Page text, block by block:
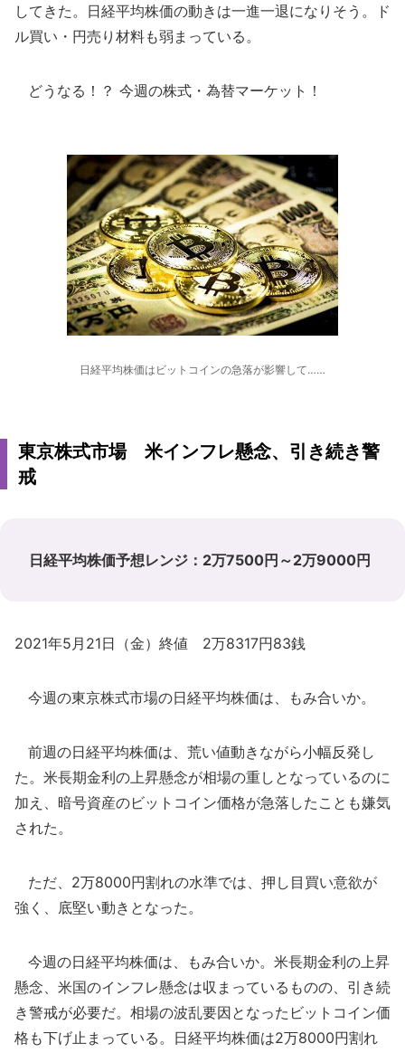
してきた。日経平均株価の動きは一進一退になりそう。ド
ル買い・円売り材料も弱まっている。
どうなる！？ 今週の株式・為替マーケット！
日経平均株価はビットコインの急落が影響して……
東京株式市場 米インフレ懸念、引き続き警
戒
日経平均株価予想レンジ：2万7500円～2万9000円
2021年5月21日（金）終値 2万8317円83銭
今週の東京株式市場の日経平均株価は、もみ合いか。
前週の日経平均株価は、荒い値動きながら小幅反発し
た。米長期金利の上昇懸念が相場の重しとなっているのに
加え、暗号資産のビットコイン価格が急落したことも嫌気
された。
ただ、2万8000円割れの水準では、押し目買い意欲が
強く、底堅い動きとなった。
今週の日経平均株価は、もみ合いか。米長期金利の上昇
懸念、米国のインフレ懸念は収まっているものの、引き続
き警戒が必要だ。相場の波乱要因となったビットコイン価
格も下げ止まっている。日経平均株価は2万8000円割れ